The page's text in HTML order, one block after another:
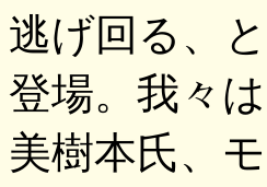
逃げ回る、
登場。我々
美樹本氏、